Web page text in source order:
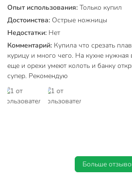
Опыт использования: Только купил
Достоинства: Острые ножницы
Недостатки: Нет
Комментарий: Купила что срезать
курицу и много чего. На кухне
еще и орехи умеют колоть и банку
супер. Рекомендую
Больше